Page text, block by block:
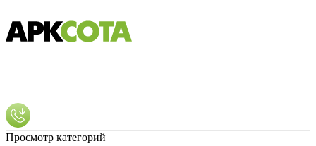
Просмотр категорий